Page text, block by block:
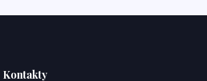
Kontakty